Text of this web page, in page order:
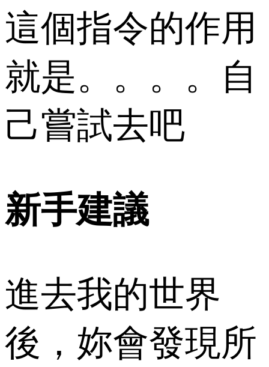
這個指令的作用
就是。。。。自
己嘗試去吧
新手建議
進去我的世界
後，妳會發現所